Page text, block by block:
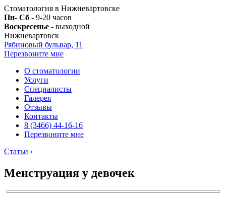
Стоматология в Нижневартовске
Пн- Сб - 9-20 часов
Воскресенье - выходной
Нижневартовск
Рябиновый бульвар, 11
Перезвоните мне
О стоматологии
Услуги
Специалисты
Галерея
Отзывы
Контакты
8 (3466) 44-16-16
Перезвоните мне
Статьи ›
Менструация у девочек